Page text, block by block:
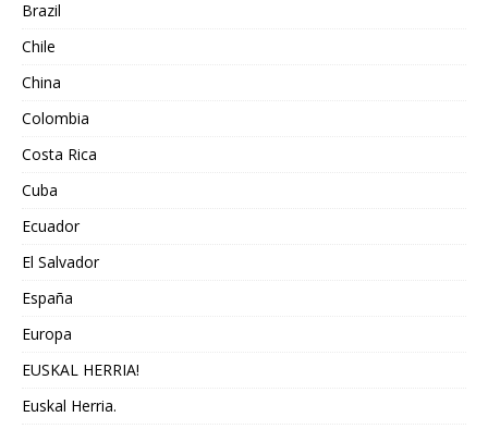
Brazil
Chile
China
Colombia
Costa Rica
Cuba
Ecuador
El Salvador
España
Europa
EUSKAL HERRIA!
Euskal Herria.